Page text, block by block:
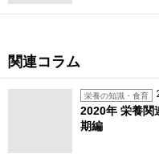
関連コラム
栄養の知識・食育
2020年 栄養関
期編